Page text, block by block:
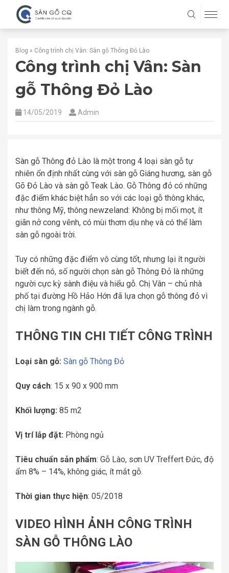
Blog » Công trình chị Vân: Sàn gỗ Thông Đỏ Lào
Công trình chị Vân: Sàn
gỗ Thông Đỏ Lào
14/05/2019 Admin
Sàn gỗ Thông đỏ Lào là một trong 4 loại sàn gỗ tự
nhiên ổn định nhất cùng với sàn gỗ Giáng hương, sàn gỗ
Gõ Đỏ Lào và sàn gỗ Teak Lào. Gỗ Thông đỏ có những
đặc điểm khác biệt hẳn so với các loại gỗ thông khác,
như thông Mỹ, thông newzeland: Không bị mối mọt, ít
giãn nở cong vênh, có mùi thơm dịu nhẹ và có thể làm
sàn gỗ ngoài trời.
Tuy có những đặc điểm vô cùng tốt, nhưng lại ít người
biết đến nó, số người chọn sàn gỗ Thông Đỏ là những
người cực kỳ sành điệu và hiểu gỗ. Chị Vân – chủ nhà
phố tại đường Hồ Hảo Hớn đã lựa chọn gỗ thông đỏ vì
chị làm trong ngành gỗ.
THÔNG TIN CHI TIẾT CÔNG TRÌNH
Loại sàn gỗ: Sàn gỗ Thông Đỏ
Quy cách: 15 x 90 x 900 mm
Khối lượng: 85 m2
Vị trí lắp đặt: Phòng ngủ
Tiêu chuẩn sản phẩm: Gỗ Lào, sơn UV Treffert Đức, độ
ẩm 8% – 14%, không giác, ít mắt gỗ.
Thời gian thực hiện: 05/2018
VIDEO HÌNH ẢNH CÔNG TRÌNH
SÀN GỖ THÔNG LÀO